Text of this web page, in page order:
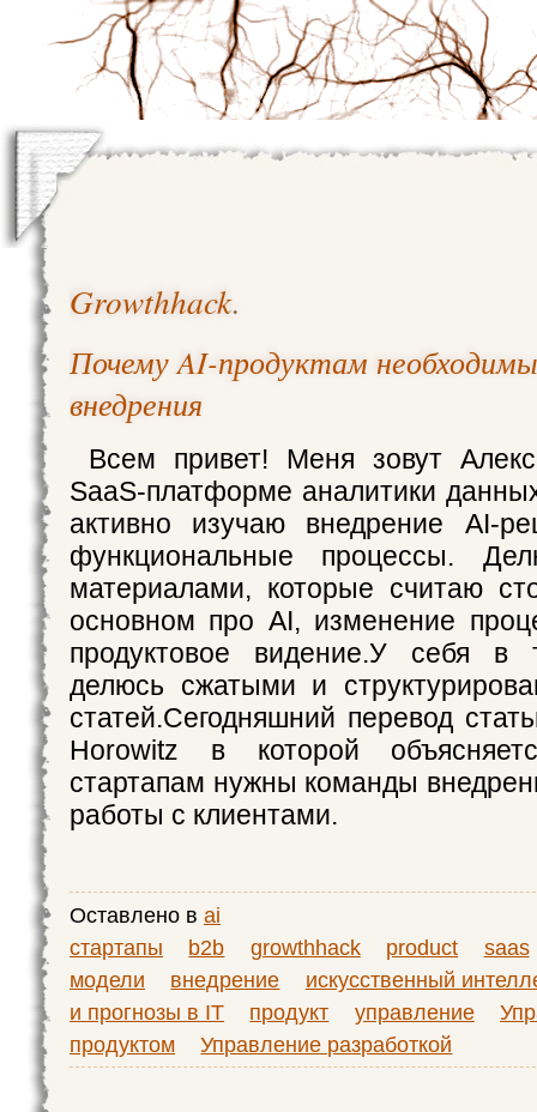
Growthhack.
Почему AI-продуктам
внедрения
Всем привет! Меня зовут
SaaS-платформе аналитики
активно изучаю внедрение AI-
функциональные процессы.
материалами, которые считаю
основном про AI, изменение
продуктовое видение.У себя в
делюсь сжатыми и
статей.Сегодняшний перевод
Horowitz в которой
стартапам нужны команды
работы с клиентами.
Оставлено в ai
стартапы
b2b growthhack product
saas
модели
внедрение
искусственный
и прогнозы в IT
продукт управление
продуктом
Управление разработкой